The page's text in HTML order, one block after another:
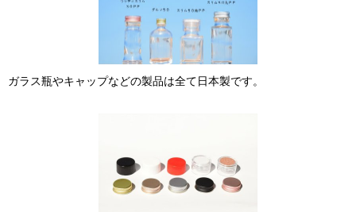
ガラス瓶やキャップなどの製品は全て日本製です。